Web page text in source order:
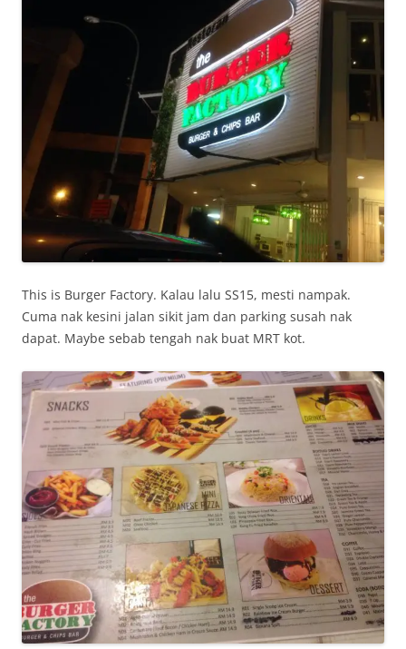
This is Burger Factory. Kalau lalu SS15, mesti nampak.
Cuma nak kesini jalan sikit jam dan parking susah nak
dapat. Maybe sebab tengah nak buat MRT kot.